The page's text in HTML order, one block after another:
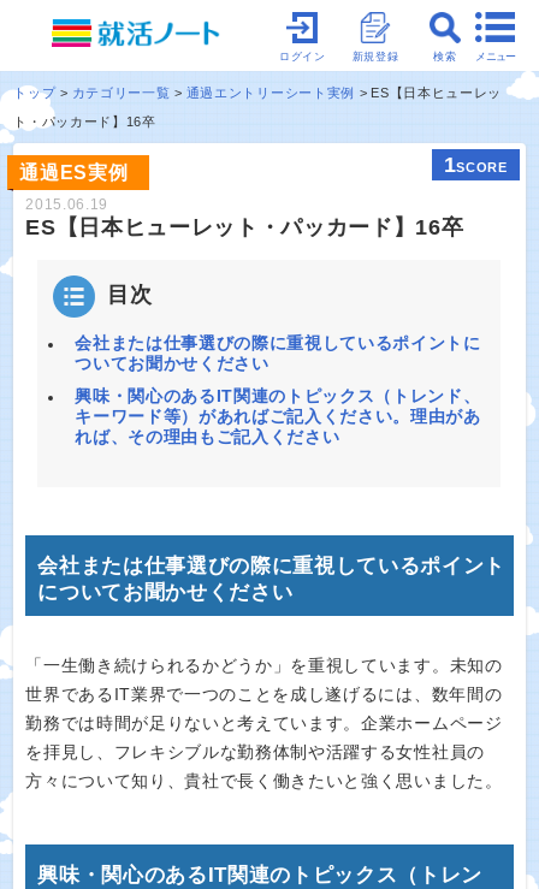
メニュー
検索
新規登録
ログイン
トップ カテゴリー一覧 通過エントリーシート実例
ES【日本ヒューレッ
ト・パッカード】16卒
通過ES実例 1SCORE
2015.06.19
ES【日本ヒューレット・パッカード】16卒
目次
会社または仕事選びの際に重視しているポイントに
ついてお聞かせください
興味・関心のあるIT関連のトピックス（トレンド、
キーワード等）があればご記入ください。理由があ
れば、その理由もご記入ください
会社または仕事選びの際に重視しているポイント
についてお聞かせください
「一生働き続けられるかどうか」を重視しています。未知の
世界であるIT業界で一つのことを成し遂げるには、数年間の
勤務では時間が足りないと考えています。企業ホームページ
を拝見し、フレキシブルな勤務体制や活躍する女性社員の
方々について知り、貴社で長く働きたいと強く思いました。
興味・関心のあるIT関連のトピックス（トレン